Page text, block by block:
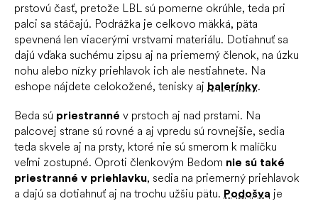
prstovú časť, pretože LBL sú pomerne okrúhle, teda pri
palci sa stáčajú. Podrážka je celkovo mäkká, päta
spevnená len viacerými vrstvami materiálu. Dotiahnuť sa
dajú vďaka suchému zipsu aj na priemerný členok, na úzku
nohu alebo nízky priehlavok ich ale nestiahnete. Na
eshope nájdete celokožené, tenisky aj balerínky.
Beda sú priestranné v prstoch aj nad prstami. Na
palcovej strane sú rovné a aj vpredu sú rovnejšie, sedia
teda skvele aj na prsty, ktoré nie sú smerom k malíčku
veľmi zostupné. Oproti členkovým Bedom nie sú také
priestranné v priehlavku, sedia na priemerný priehlavok
a dajú sa dotiahnuť aj na trochu užšiu pätu. Podošva je